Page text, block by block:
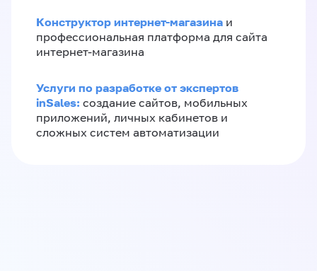
Конструктор интернет-магазина и
профессиональная платформа для сайта
интернет-магазина
Услуги по разработке от экспертов
inSales: создание сайтов, мобильных
приложений, личных кабинетов и
сложных систем автоматизации